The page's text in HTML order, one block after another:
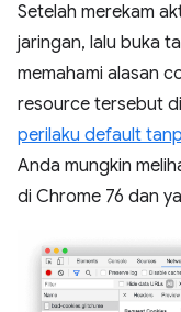
Setelah merekam
jaringan, lalu buka
memahami alasan
resource tersebut
perilaku default
Anda mungkin
di Chrome 76 dan